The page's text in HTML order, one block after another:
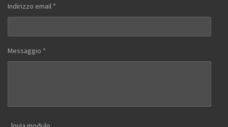
Indirizzo email *
Messaggio *